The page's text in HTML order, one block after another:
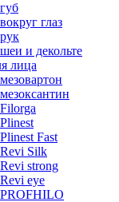
глаз
и декольте
лица
Fast
Silk
strong
eye